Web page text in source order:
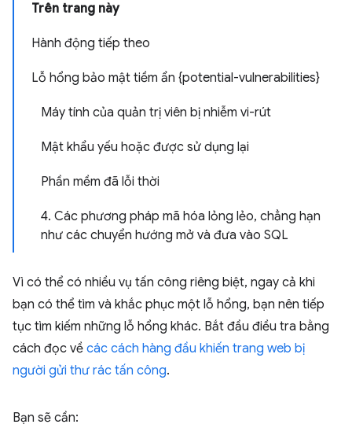
Trên trang này
Hành động tiếp theo
Lỗ hổng bảo mật tiềm ẩn {potential-vulnerabilities}
Máy tính của quản trị viên bị nhiễm vi-rút
Mật khẩu yếu hoặc được sử dụng lại
Phần mềm đã lỗi thời
4. Các phương pháp mã hóa lỏng lẻo, chẳng hạn
như các chuyển hướng mở và đưa vào SQL
Vì có thể có nhiều vụ tấn công riêng biệt, ngay cả khi
bạn có thể tìm và khắc phục một lỗ hổng, bạn nên tiếp
tục tìm kiếm những lỗ hổng khác. Bắt đầu điều tra bằng
cách đọc về các cách hàng đầu khiến trang web bị
người gửi thư rác tấn công.
Bạn sẽ cần: